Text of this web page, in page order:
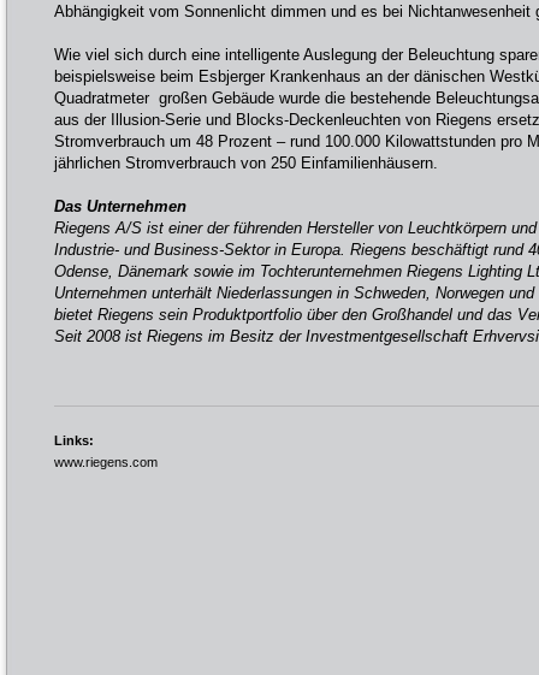
Abhängigkeit vom Sonnenlicht dimmen und es bei Nichtanwesenheit
Wie viel sich durch eine intelligente Auslegung der Beleuchtung
beispielsweise beim Esbjerger Krankenhaus an der dänischen
Quadratmeter großen Gebäude wurde die bestehende
aus der Illusion-Serie und Blocks-Deckenleuchten von Riegens
Stromverbrauch um 48 Prozent – rund 100.000 Kilowattstunden pro
jährlichen Stromverbrauch von 250 Einfamilienhäusern.
Das Unternehmen
Riegens A/S ist einer der führenden Hersteller von Leuchtkörpern
Industrie- und Business-Sektor in Europa. Riegens beschäftigt rund
Odense, Dänemark sowie im Tochterunternehmen Riegens Lighting
Unternehmen unterhält Niederlassungen in Schweden, Norwegen
bietet Riegens sein Produktportfolio über den Großhandel und das
Seit 2008 ist Riegens im Besitz der Investmentgesellschaft
Links:
www.riegens.com